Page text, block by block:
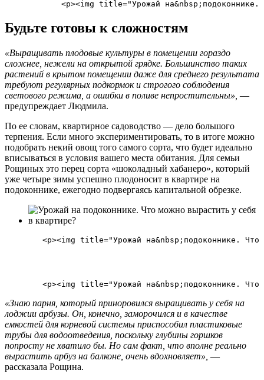
Будьте готовы к сложностям
«Выращивать плодовые культуры в помещении гораздо
сложнее, нежели на открытой грядке. Большинство таких
растений в крытом помещении даже для среднего результата
требуют регулярных подкормок и строгого соблюдения
светового режима, а ошибки в поливе непростительны», —
предупреждает Людмила.
По ее словам, квартирное садоводство — дело большого
терпения. Если много экспериментировать, то в итоге можно
подобрать некий овощ того самого сорта, что будет идеально
вписываться в условия вашего места обитания. Для семьи
Рощиных это перец сорта «шоколадный хабанеро», который
уже четыре зимы успешно плодоносит в квартире на
подоконнике, ежегодно подвергаясь капитальной обрезке.
<p><img title="Урожай на&nbsp;подоконнике.
«Знаю парня, который приноровился выращивать у себя на
лоджии арбузы. Он, конечно, заморочился и в качестве
емкостей для корневой системы приспособил пластиковые
трубы для водоотведения, поскольку глубины горшков
попросту не хватило бы. Но сам факт, что вполне реально
вырастить арбуз на балконе, очень вдохновляет», —
рассказала Рощина.